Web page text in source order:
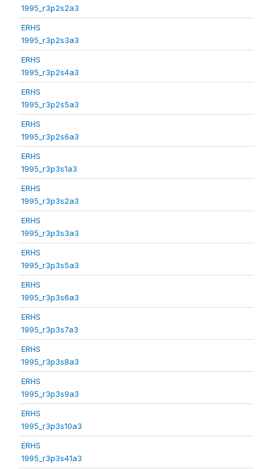
1995_r3p2s2a3
ERHS
1995_r3p2s3a3
ERHS
1995_r3p2s4a3
ERHS
1995_r3p2s5a3
ERHS
1995_r3p2s6a3
ERHS
1995_r3p3s1a3
ERHS
1995_r3p3s2a3
ERHS
1995_r3p3s3a3
ERHS
1995_r3p3s5a3
ERHS
1995_r3p3s6a3
ERHS
1995_r3p3s7a3
ERHS
1995_r3p3s8a3
ERHS
1995_r3p3s9a3
ERHS
1995_r3p3s10a3
ERHS
1995_r3p3s41a3